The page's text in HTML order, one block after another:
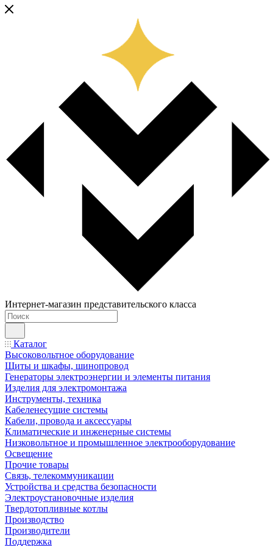
Интернет-магазин представительского класса
Каталог
Высоковольтное оборудование
Щиты и шкафы, шинопровод
Генераторы электроэнергии и элементы питания
Изделия для электромонтажа
Инструменты, техника
Кабеленесущие системы
Кабели, провода и аксессуары
Климатические и инженерные системы
Низковольтное и промышленное электрооборудование
Освещение
Прочие товары
Связь, телекоммуникации
Устройства и средства безопасности
Электроустановочные изделия
Твердотопливные котлы
Производство
Производители
Поддержка